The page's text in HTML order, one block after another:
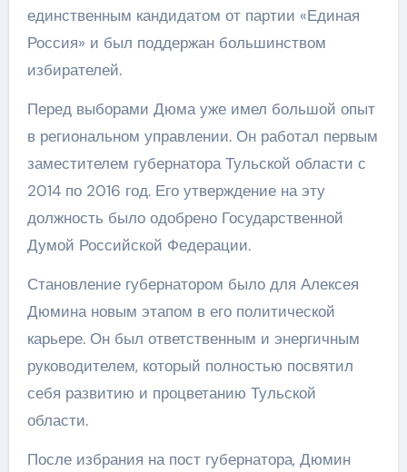
единственным кандидатом от партии «Единая
Россия» и был поддержан большинством
избирателей.
Перед выборами Дюма уже имел большой опыт
в региональном управлении. Он работал первым
заместителем губернатора Тульской области с
2014 по 2016 год. Его утверждение на эту
должность было одобрено Государственной
Думой Российской Федерации.
Становление губернатором было для Алексея
Дюмина новым этапом в его политической
карьере. Он был ответственным и энергичным
руководителем, который полностью посвятил
себя развитию и процветанию Тульской
области.
После избрания на пост губернатора, Дюмин